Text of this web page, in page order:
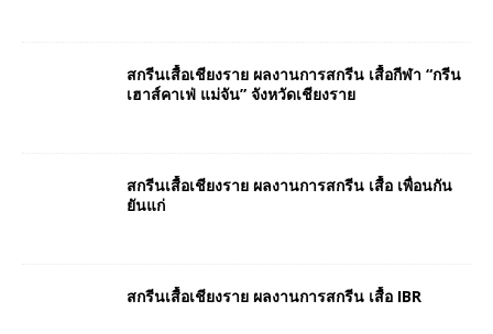
สกรีนเสื้อเชียงราย ผลงานการสกรีน เสื้อกีฬา “กรีน
เฮาส์คาเฟ่ แม่จัน” จังหวัดเชียงราย
สกรีนเสื้อเชียงราย ผลงานการสกรีน เสื้อ เพื่อนกัน
ยันแก่
สกรีนเสื้อเชียงราย ผลงานการสกรีน เสื้อ IBR